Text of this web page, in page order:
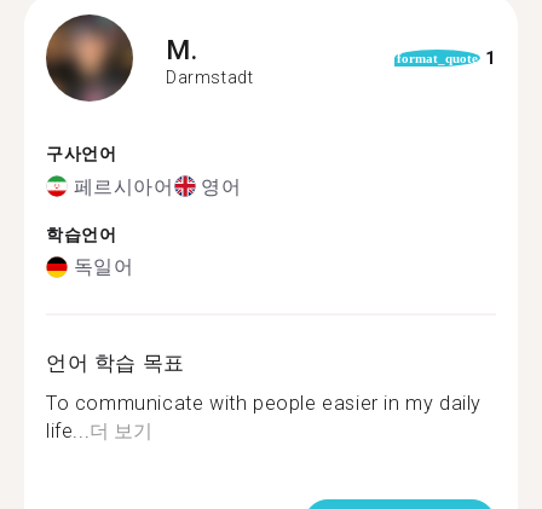
M.
Darmstadt
format_quote 1
구사언어
페르시아어 영어
학습언어
독일어
언어 학습 목표
To communicate with people easier in my daily
life...더 보기